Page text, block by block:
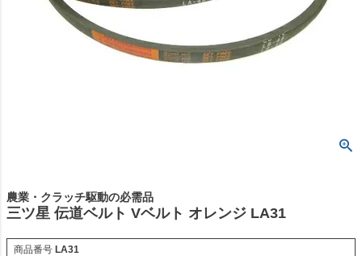
農業・クラッチ駆動の必需品
三ツ星 伝道ベルト Vベルト オレンジ LA31
商品番号 LA31